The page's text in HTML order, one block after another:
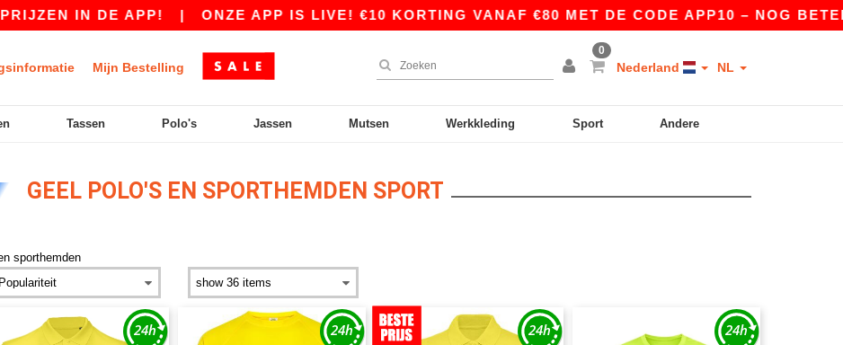
IN DE APP!| ONZE APP IS LIVE! €10 KORTING VANAF €80 MET DE CODE APP10 – NOG BETERE
Mijn Bestelling
0
Nederland NL
Tassen Polo's Jassen Mutsen Werkkleding Sport Andere
GEEL POLO'S EN SPORTHEMDEN SPORT
sporthemden